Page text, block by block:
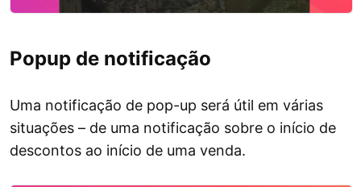
Popup de notificação
Uma notificação de pop-up será útil em várias
situações – de uma notificação sobre o início de
descontos ao início de uma venda.